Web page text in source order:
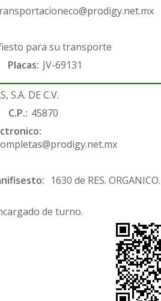
para su transporte
Placas: JV-69131
S.A. DE C.V.
C.P.: 45870
1630 de RES. ORGANICO.
de turno.